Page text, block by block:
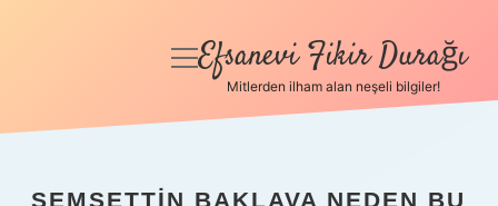
Anasayfa
menüyü
Efsanevi Fikir Durağı
Mitlerden ilham alan neşeli bilgiler!
ŞEMSETTIN BAKLAVA NEDEN BU